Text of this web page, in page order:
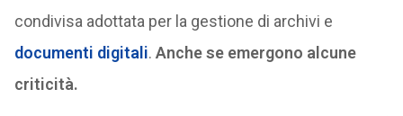
condivisa adottata per la gestione di archivi e
documenti digitali. Anche se emergono alcune
criticità.